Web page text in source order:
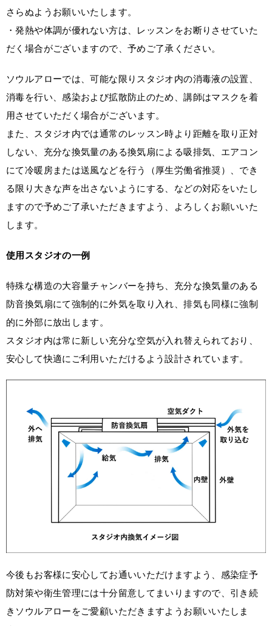
さらぬようお願いいたします。
・発熱や体調が優れない方は、レッスンをお断りさせていた
だく場合がございますので、予めご了承ください。
ソウルアローでは、可能な限りスタジオ内の消毒液の設置、
消毒を行い、感染および拡散防止のため、講師はマスクを着
用させていただく場合がございます。
また、スタジオ内では通常のレッスン時より距離を取り正対
しない、充分な換気量のある換気扇による吸排気、エアコン
にて冷暖房または送風などを行う（厚生労働省推奨）、でき
る限り大きな声を出さないようにする、などの対応をいたし
ますので予めご了承いただきますよう、よろしくお願いいた
します。
使用スタジオの一例
特殊な構造の大容量チャンバーを持ち、充分な換気量のある
防音換気扇にて強制的に外気を取り入れ、排気も同様に強制
的に外部に放出します。
スタジオ内は常に新しい充分な空気が入れ替えられており、
安心して快適にご利用いただけるよう設計されています。
今後もお客様に安心してお通いいただけますよう、感染症予
防対策や衛生管理には十分留意してまいりますので、引き続
きソウルアローをご愛顧いただきますようお願いいたしま